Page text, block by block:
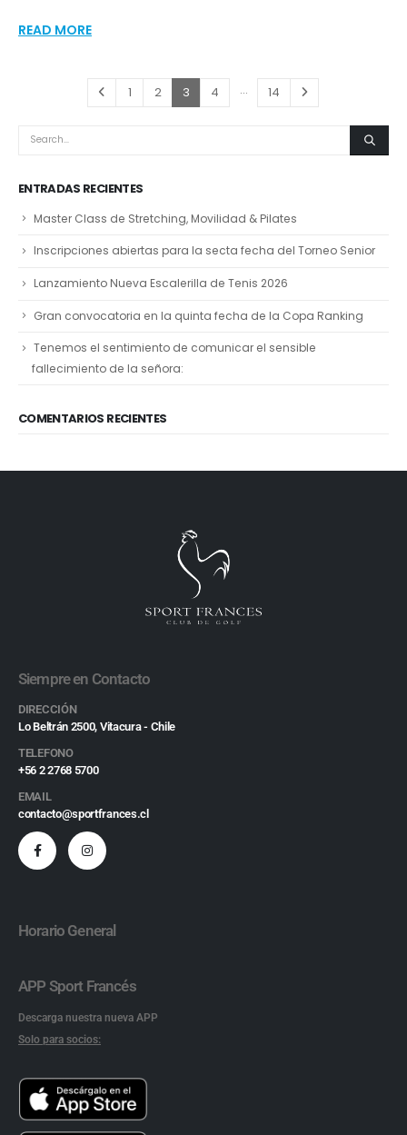
READ MORE
1 2 3 4 … 14
ENTRADAS RECIENTES
Master Class de Stretching, Movilidad & Pilates
Inscripciones abiertas para la secta fecha del Torneo Senior
Lanzamiento Nueva Escalerilla de Tenis 2026
Gran convocatoria en la quinta fecha de la Copa Ranking
Tenemos el sentimiento de comunicar el sensible
fallecimiento de la señora:
COMENTARIOS RECIENTES
Siempre en Contacto
DIRECCIÓN
Lo Beltrán 2500, Vitacura - Chile
TELEFONO
+56 2 2768 5700
EMAIL
contacto@sportfrances.cl
Horario General
APP Sport Francés
Descarga nuestra nueva APP
Solo para socios: